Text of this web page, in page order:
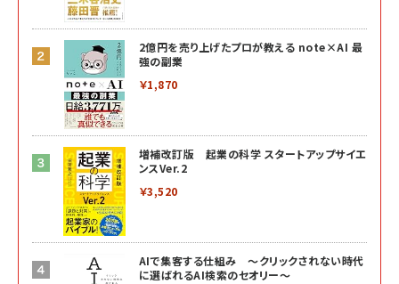
2億円を売り上げたプロが教える note×AI 最
強の副業
￥1,870
増補改訂版 起業の科学 スタートアップサイエ
ンスVer.2
￥3,520
AIで集客する仕組み ～クリックされない時代
に選ばれるAI検索のセオリー～